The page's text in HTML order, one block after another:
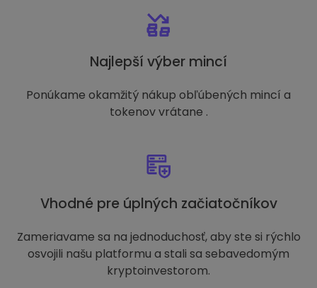
Najlepší výber mincí
Ponúkame okamžitý nákup obľúbených mincí a
tokenov vrátane .
Vhodné pre úplných začiatočníkov
Zameriavame sa na jednoduchosť, aby ste si rýchlo
osvojili našu platformu a stali sa sebavedomým
kryptoinvestorom.